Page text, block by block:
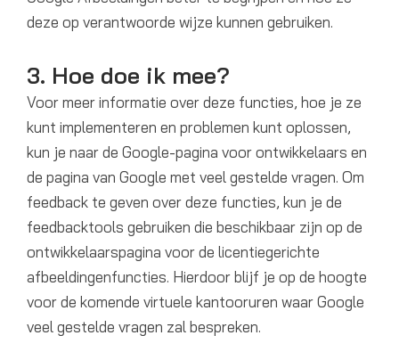
deze op verantwoorde wijze kunnen gebruiken.
3. Hoe doe ik mee?
Voor meer informatie over deze functies, hoe je ze
kunt implementeren en problemen kunt oplossen,
kun je naar de Google-pagina voor ontwikkelaars en
de pagina van Google met veel gestelde vragen. Om
feedback te geven over deze functies, kun je de
feedbacktools gebruiken die beschikbaar zijn op de
ontwikkelaarspagina voor de licentiegerichte
afbeeldingenfuncties. Hierdoor blijf je op de hoogte
voor de komende virtuele kantooruren waar Google
veel gestelde vragen zal bespreken.